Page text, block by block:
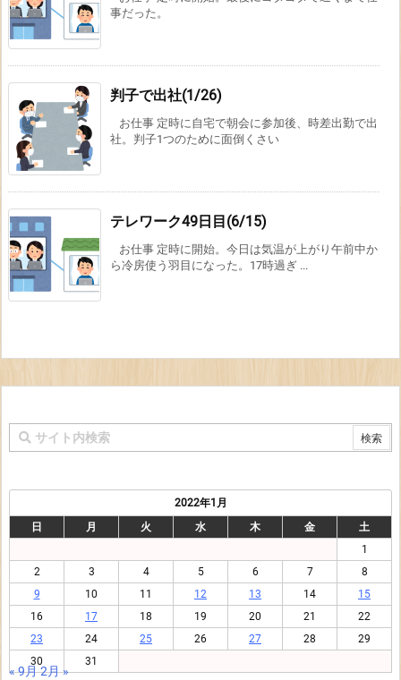
事だった。
判子で出社(1/26)
お仕事 定時に自宅で朝会に参加後、時差出勤で出
社。判子1つのために面倒くさい
テレワーク49日目(6/15)
お仕事 定時に開始。今日は気温が上がり午前中か
ら冷房使う羽目になった。17時過ぎ ...
2022年1月
日
月 火 水 木 金
土
1
2
3 4 5 6 7
8
9
10 11 12 13 14
15
16
17 18 19 20 21
22
23
24 25 26 27 28
29
30
31
« 9月2月 »